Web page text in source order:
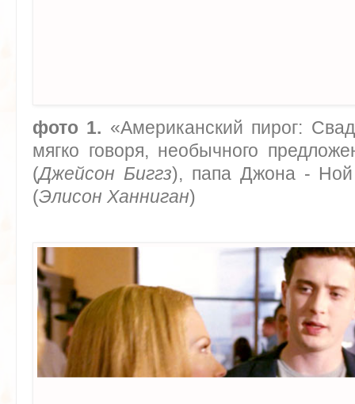
фото 1. «Американский пирог:
мягко говоря, необычного
(Джейсон Биггз), папа Джона -
(Элисон Ханниган)